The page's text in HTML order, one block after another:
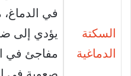
السكتة
الدماغية
في الدماغ،
يؤدي إلى
مفاجئ في
صعوبة في